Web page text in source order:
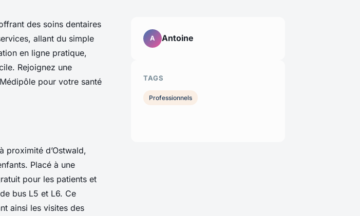
des soins dentaires
allant du simple
en ligne pratique,
Rejoignez une
pour votre santé
proximité d’Ostwald,
Placé à une
pour les patients et
bus L5 et L6. Ce
ainsi les visites des
A Antoine
TAGS
Professionnels